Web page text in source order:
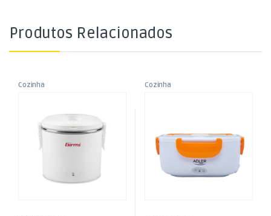
Produtos Relacionados
Cozinha
36W Branco
Cozinha